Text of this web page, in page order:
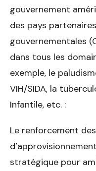
gouvernement
des pays
gouvernementales
dans tous les
exemple, le
VIH/SIDA, la
Infantile, etc. :
Le renforcement
stratégique pour